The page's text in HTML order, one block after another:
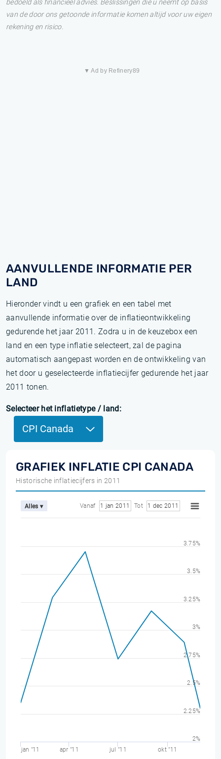
bedoeld als financieel advies. Beslissingen die u neemt op basis
van de door ons getoonde informatie komen altijd voor uw eigen
rekening en risico.
▼ Ad by Refinery89
AANVULLENDE INFORMATIE PER
LAND
Hieronder vindt u een grafiek en een tabel met
aanvullende informatie over de inflatieontwikkeling
gedurende het jaar 2011. Zodra u in de keuzebox een
land en een type inflatie selecteert, zal de pagina
automatisch aangepast worden en de ontwikkeling van
het door u geselecteerde inflatiecijfer gedurende het jaar
2011 tonen.
Selecteer het inflatietype / land:
CPI Canada
GRAFIEK INFLATIE CPI CANADA
Historische inflatiecijfers in 2011
Alles ▾ Vanaf 1 jan 2011 Tot 1 dec 2011
jan "11 apr "11 jul "11 okt "11
2%
2.25%
2.5%
2.75%
3%
3.25%
3.5%
3.75%